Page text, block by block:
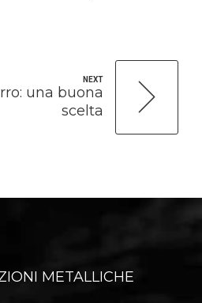
NEXT
una buona
scelta
METALLICHE